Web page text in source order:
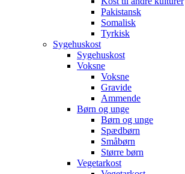
Pakistansk
Somalisk
Tyrkisk
Sygehuskost
Sygehuskost
Voksne
Voksne
Gravide
Ammende
Børn og unge
Børn og unge
Spædbørn
Småbørn
Større børn
Vegetarkost